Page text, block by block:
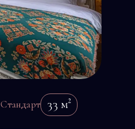
Стандарт 33 м²